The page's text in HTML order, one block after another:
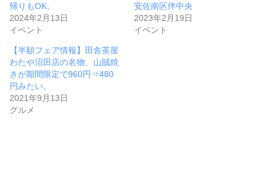
帰りもOK。
2024年2月13日
イベント
安佐南区伴中央
2023年2月19日
イベント
【半額フェア情報】田舎茶屋
わたや沼田店の名物、山賊焼
きが期間限定で960円⇒480
円みたい。
2021年9月13日
グルメ